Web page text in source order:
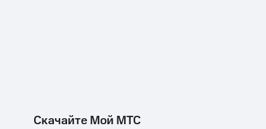
Скачайте Мой МТС